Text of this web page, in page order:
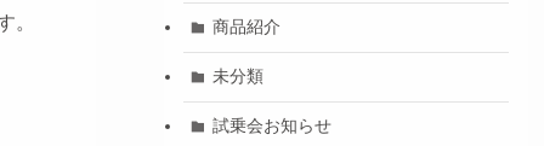
。
商品紹介
未分類
試乗会お知らせ